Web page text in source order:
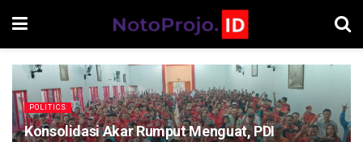
POLITICS
Konsolidasi Akar Rumput Menguat, PDI